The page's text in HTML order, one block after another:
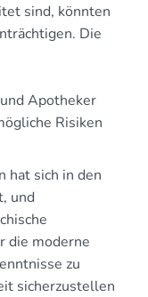
sind, könnten
Die
Apotheker
Risiken
hat sich in den
und
die moderne
zu
sicherzustellen